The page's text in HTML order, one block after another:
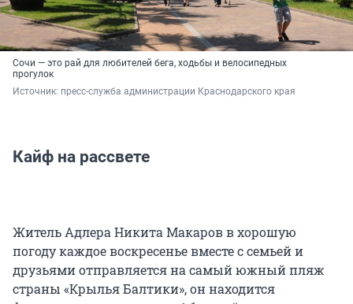
Сочи — это рай для любителей бега, ходьбы и велосипедных
прогулок
Источник: пресс-служба администрации Краснодарского края
Кайф на рассвете
Житель Адлера Никита Макаров в хорошую
погоду каждое воскресенье вместе с семьей и
друзьями отправляется на самый южный пляж
страны «Крылья Балтики», он находится